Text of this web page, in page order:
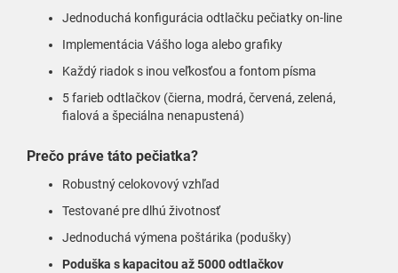
Jednoduchá konfigurácia odtlačku pečiatky on-line
Implementácia Vášho loga alebo grafiky
Každý riadok s inou veľkosťou a fontom písma
5 farieb odtlačkov (čierna, modrá, červená, zelená,
fialová a špeciálna nenapustená)
Prečo práve táto pečiatka?
Robustný celokovový vzhľad
Testované pre dlhú životnosť
Jednoduchá výmena poštárika (podušky)
Poduška s kapacitou až 5000 odtlačkov